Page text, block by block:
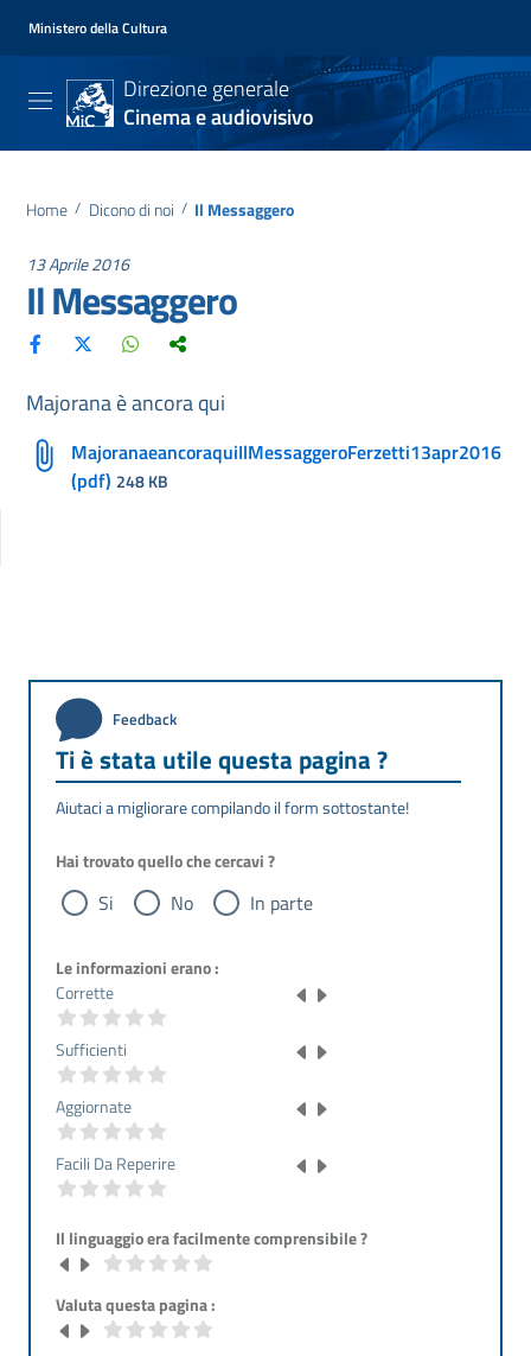
Ministero della Cultura
Direzione generale
Cinema e audiovisivo
Home / Dicono di noi / Il Messaggero
13 Aprile 2016
Il Messaggero
Majorana è ancora qui
MajoranaeancoraquiIlMessaggeroFerzetti13apr2016
(pdf) 248 KB
Feedback
Ti è stata utile questa pagina ?
Aiutaci a migliorare compilando il form sottostante!
Hai trovato quello che cercavi ?
Si No In parte
Le informazioni erano :
Corrette
Sufficienti
Aggiornate
Facili Da Reperire
Il linguaggio era facilmente comprensibile ?
Valuta questa pagina :